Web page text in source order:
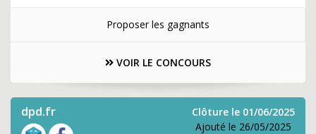
Proposer les gagnants
VOIR LE CONCOURS
dpd.fr
Clôture le 01/06/2025
Ajouté le 26/05/2025